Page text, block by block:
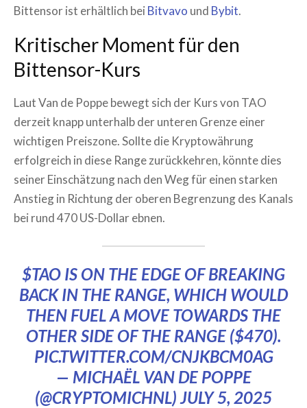
Bittensor ist erhältlich bei Bitvavo und Bybit.
Kritischer Moment für den
Bittensor-Kurs
Laut Van de Poppe bewegt sich der Kurs von TAO
derzeit knapp unterhalb der unteren Grenze einer
wichtigen Preiszone. Sollte die Kryptowährung
erfolgreich in diese Range zurückkehren, könnte dies
seiner Einschätzung nach den Weg für einen starken
Anstieg in Richtung der oberen Begrenzung des Kanals
bei rund 470 US-Dollar ebnen.
$TAO IS ON THE EDGE OF BREAKING
BACK IN THE RANGE, WHICH WOULD
THEN FUEL A MOVE TOWARDS THE
OTHER SIDE OF THE RANGE ($470).
PIC.TWITTER.COM/CNJKBCM0AG
— MICHAËL VAN DE POPPE
(@CRYPTOMICHNL)JULY 5, 2025